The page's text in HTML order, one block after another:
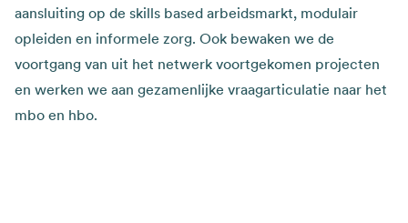
aansluiting op de skills based arbeidsmarkt, modulair
opleiden en informele zorg. Ook bewaken we de
voortgang van uit het netwerk voortgekomen projecten
en werken we aan gezamenlijke vraagarticulatie naar het
mbo en hbo.